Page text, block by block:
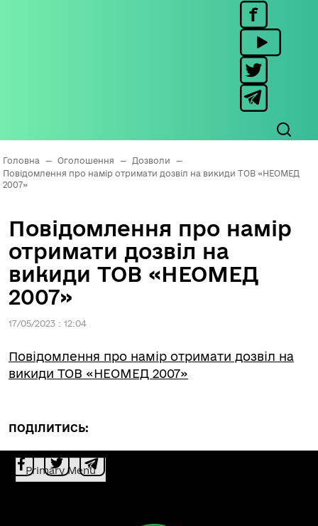
Головна — Оголошення — Дозволи
—
Повідомлення про намір отримати дозвіл на викиди ТОВ «НЕОМЕД
2007»
Повідомлення про намір
отримати дозвіл на
викиди ТОВ «НЕОМЕД
2007»
17/05/2023 : 12:04
Повідомлення про намір отримати дозвіл на
викиди ТОВ «НЕОМЕД 2007»
ПОДІЛИТИСЬ:
Primary Menu